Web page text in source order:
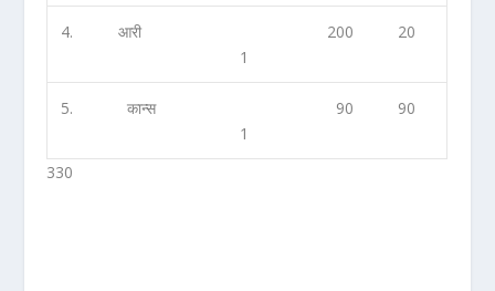
4.
आरी
1
200 20
5.
कान्स
1
90 90
330